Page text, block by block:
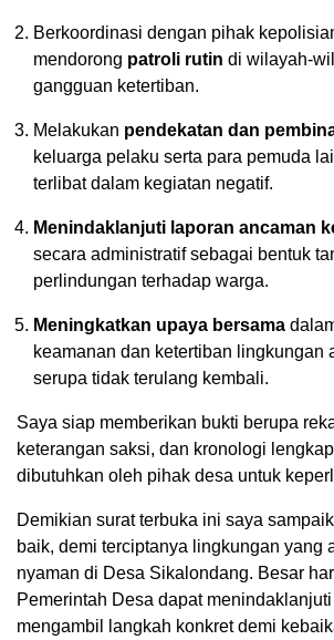
Berkoordinasi dengan pihak
mendorong patroli rutin di wilayah-
gangguan ketertiban.
Melakukan pendekatan dan
keluarga pelaku serta para pemuda
terlibat dalam kegiatan negatif.
Menindaklanjuti laporan ancaman
secara administratif sebagai bentuk
perlindungan terhadap warga.
Meningkatkan upaya bersama
keamanan dan ketertiban lingkungan
serupa tidak terulang kembali.
Saya siap memberikan bukti berupa
keterangan saksi, dan kronologi
dibutuhkan oleh pihak desa untuk
Demikian surat terbuka ini saya
baik, demi terciptanya lingkungan yang
nyaman di Desa Sikalondang. Besar
Pemerintah Desa dapat
mengambil langkah konkret demi